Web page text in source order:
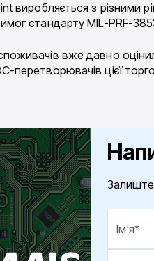
виробляється з різними
стандарту MIL-PRF-
вже давно
перетворювачів цієї